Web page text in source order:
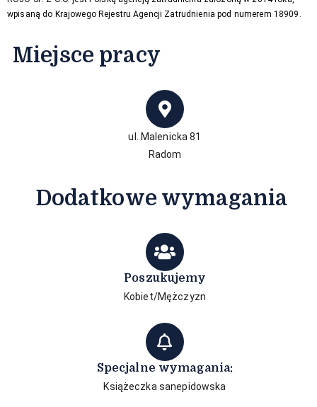
wpisaną do Krajowego Rejestru Agencji Zatrudnienia pod numerem 18909.
Miejsce pracy
ul. Malenicka 81
Radom
Dodatkowe wymagania
Poszukujemy
Kobiet/Mężczyzn
Specjalne wymagania:
Książeczka sanepidowska